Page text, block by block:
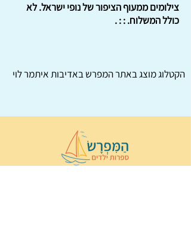
צילומים ממעוף הציפור של נופי ישראל. לא
כולל המשלוח. : : .
הקטלוג מוצג באתרהמפרשבאדיבות איתמר לוי